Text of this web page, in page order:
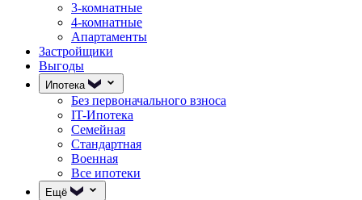
3-комнатные
4-комнатные
Апартаменты
Застройщики
Выгоды
Ипотека
Без первоначального взноса
IT-Ипотека
Семейная
Стандартная
Военная
Все ипотеки
Ещё